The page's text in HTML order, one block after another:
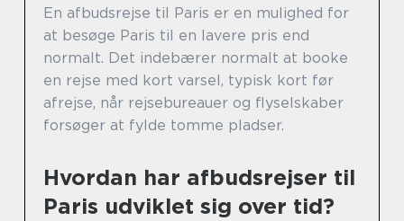
En afbudsrejse til Paris er en mulighed for
at besøge Paris til en lavere pris end
normalt. Det indebærer normalt at booke
en rejse med kort varsel, typisk kort før
afrejse, når rejsebureauer og flyselskaber
forsøger at fylde tomme pladser.
Hvordan har afbudsrejser til
Paris udviklet sig over tid?